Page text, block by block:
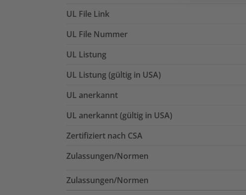
UL File Link
UL File Nummer
UL Listung
UL Listung (gültig in USA)
UL anerkannt
UL anerkannt (gültig in USA)
Zertifiziert nach CSA
Zulassungen/Normen
Zulassungen/Normen